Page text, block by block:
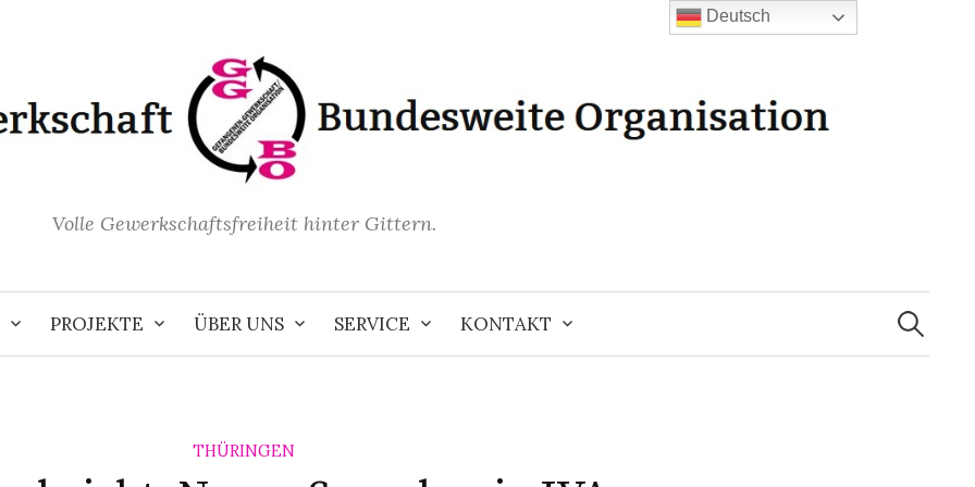
Volle Gewerkschaftsfreiheit hinter Gittern.
PROJEKTE ÜBER UNS SERVICE KONTAKT
Suchen
nach:
THÜRINGEN
Deutsch